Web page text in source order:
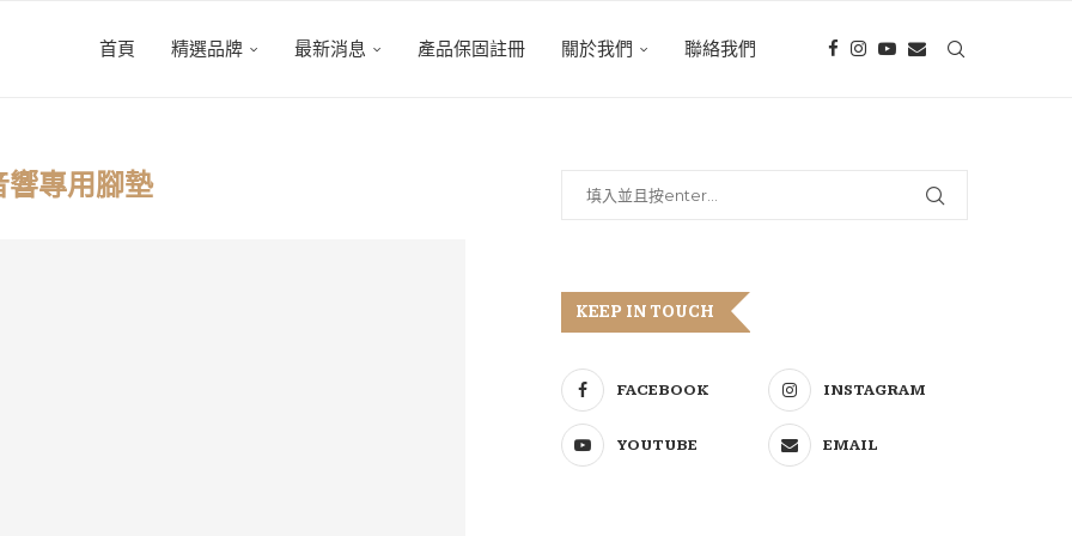
首頁 精選品牌 最新消息 產品保固註冊 關於我們 聯絡我們
響專用腳墊
KEEP IN TOUCH
FACEBOOK INSTAGRAM
YOUTUBE EMAIL